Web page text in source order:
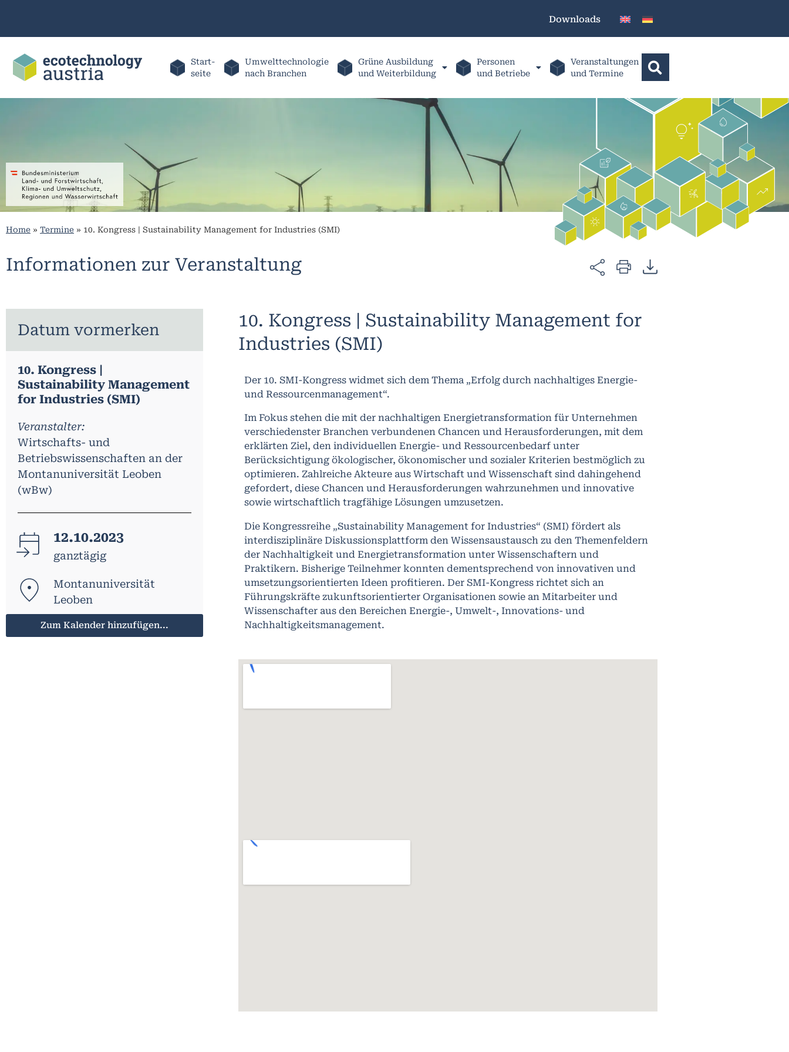
Downloads
Start-
seite
Umwelttechnologie
nach Branchen
Grüne Ausbildung
und Weiterbildung
Personen
und Betriebe
Veranstaltungen
und Termine
Home » Termine » 10. Kongress | Sustainability Management for Industries (SMI)
Informationen zur Veranstaltung
Datum vormerken
10. Kongress |
Sustainability Management
for Industries (SMI)
Veranstalter:
Wirtschafts- und
Betriebswissenschaften an der
Montanuniversität Leoben
(wBw)
12.10.2023
ganztägig
Montanuniversität
Leoben
Zum Kalender hinzufügen...
10. Kongress | Sustainability Management for
Industries (SMI)
Der 10. SMI-Kongress widmet sich dem Thema „Erfolg durch nachhaltiges Energie-
und Ressourcenmanagement“.
Im Fokus stehen die mit der nachhaltigen Energietransformation für Unternehmen
verschiedenster Branchen verbundenen Chancen und Herausforderungen, mit dem
erklärten Ziel, den individuellen Energie- und Ressourcenbedarf unter
Berücksichtigung ökologischer, ökonomischer und sozialer Kriterien bestmöglich zu
optimieren. Zahlreiche Akteure aus Wirtschaft und Wissenschaft sind dahingehend
gefordert, diese Chancen und Herausforderungen wahrzunehmen und innovative
sowie wirtschaftlich tragfähige Lösungen umzusetzen.
Die Kongressreihe „Sustainability Management for Industries“ (SMI) fördert als
interdisziplinäre Diskussionsplattform den Wissensaustausch zu den Themenfeldern
der Nachhaltigkeit und Energietransformation unter Wissenschaftern und
Praktikern. Bisherige Teilnehmer konnten dementsprechend von innovativen und
umsetzungsorientierten Ideen profitieren. Der SMI-Kongress richtet sich an
Führungskräfte zukunftsorientierter Organisationen sowie an Mitarbeiter und
Wissenschafter aus den Bereichen Energie-, Umwelt-, Innovations- und
Nachhaltigkeitsmanagement.